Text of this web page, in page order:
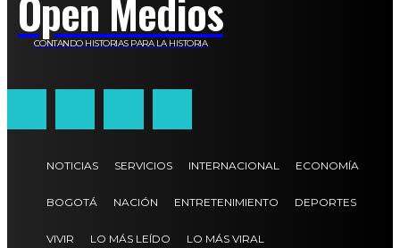
CONTANDO HISTORIAS PARA LA HISTORIA
NOTICIAS SERVICIOS INTERNACIONAL ECONOMÍA
BOGOTÁ NACIÓN ENTRETENIMIENTO DEPORTES
VIVIR LO MÁS LEÍDO LO MÁS VIRAL